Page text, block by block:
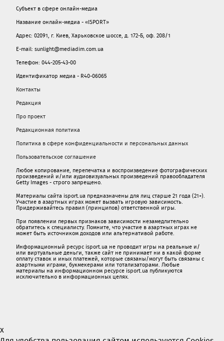
Субъект в сфере онлайн-медиа
Название онлайн-медиа - «ISPORT»
Адрес: 02091, г. Киев, Харьковское шоссе, д. 172-Б, оф. 208/1
E-mail: sunlight@mediadim.com.ua
Телефон: 044-205-43-00
Идентификатор медиа - R40-06065
Контакты
Редакция
Про проект
Редакционная политика
Политика в сфере конфиденциальности и персональных данных
Пользовательское соглашение
Любое копирование, перепечатка и воспроизведение фотографических
произведений и/или аудиовизуальных произведений правообладателя
Getty Images - строго запрещено.
Материалы сайта isport.ua предназначены для лиц старше 21 года (21+).
Участие в азартных играх может вызвать игровую зависимость.
Придерживайтесь правил (принципов) ответственной игры.
При появлении первых признаков зависимости незамедлительно
обратитесь к специалисту. Помните, что участие в азартных играх не
может быть источником доходов или альтернативой работе.
Информационный ресурс isport.ua не проводит игры на реальные и/
или виртуальные деньги, также сайт не принимает ни в какой форме
oплaту ставок и иных платежей, которые связаны/могут быть связаны c
азартными игрaми, букмекерами или тотализаторами. Любые
материалы на информационном ресурсе isport.ua публикуютcя
исключительно в информационных целях.
x